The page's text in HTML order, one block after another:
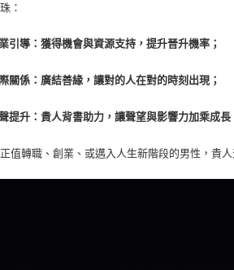
：
引導：獲得機會與資源支持，提升晉升機率；
關係：廣結善緣，讓對的人在對的時刻出現；
提升：貴人背書助力，讓聲望與影響力加乘成長
值轉職、創業、或邁入人生新階段的男性，貴